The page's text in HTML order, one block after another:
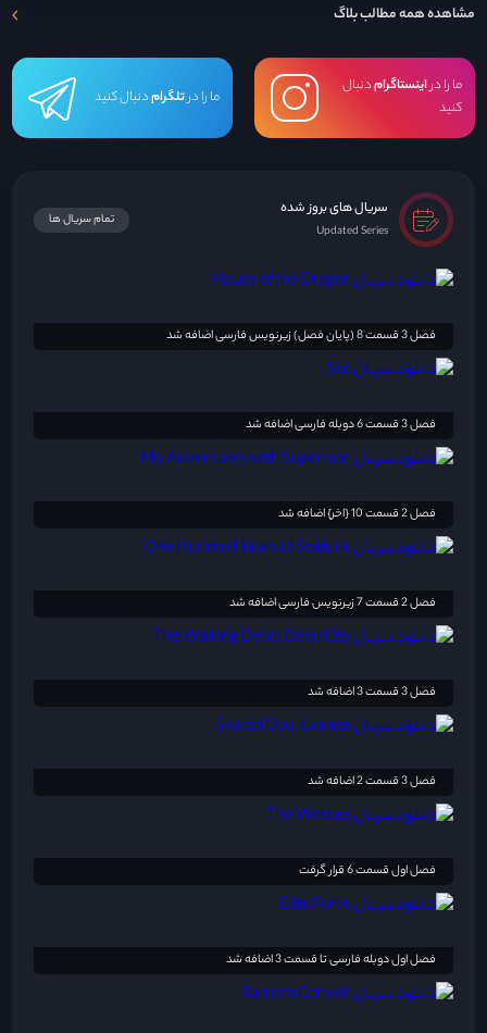
مشاهده همه مطالب بلاگ
ما را دراینستاگرامدنبال
کنید
ما را درتلگرامدنبال کنید
سریال های بروز شده
Updated Series
تمام سریال ها
فصل 3 قسمت 8 (پایان فصل) زیرنویس فارسی اضافه شد
فصل 3 قسمت 6 دوبله فارسی اضافه شد
فصل 2 قسمت 10 {اخر} اضافه شد
فصل 2 قسمت 7 زیرنویس فارسی اضافه شد
فصل 3 قسمت 3 اضافه شد
فصل 3 قسمت 2 اضافه شد
فصل اول قسمت 6 قرار گرفت
فصل اول دوبله فارسی تا قسمت 3 اضافه شد